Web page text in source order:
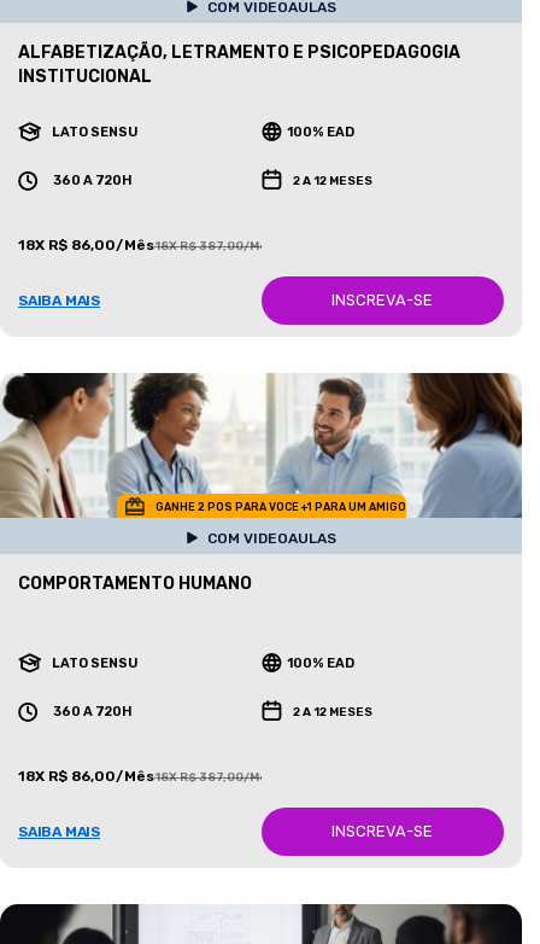
COM VIDEOAULAS
ALFABETIZAÇÃO, LETRAMENTO E PSICOPEDAGOGIA
INSTITUCIONAL
LATO SENSU 100% EAD
360 A 720H 2 A 12 MESES
18X R$ 86,00/Mês18X R$ 387,00/Mês
SAIBA MAIS INSCREVA-SE
GANHE 2 POS PARA VOCE +1 PARA UM AMIGO
COM VIDEOAULAS
COMPORTAMENTO HUMANO
LATO SENSU 100% EAD
360 A 720H 2 A 12 MESES
18X R$ 86,00/Mês18X R$ 387,00/Mês
SAIBA MAIS INSCREVA-SE